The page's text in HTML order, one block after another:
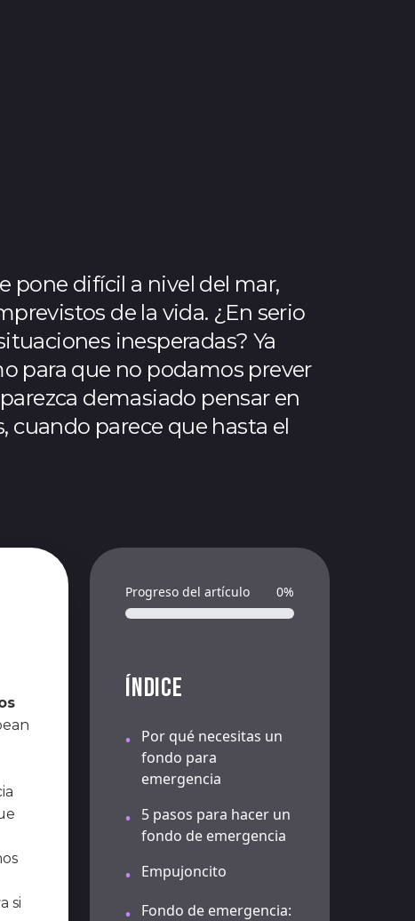
pone difícil a nivel del mar,
de la vida. ¿En serio
inesperadas? Ya
para que no podamos prever
demasiado pensar en
cuando parece que hasta el
si
Progreso del artículo 0%
ÍNDICE
• Por qué necesitas un
fondo para
emergencia
• 5 pasos para hacer un
fondo de emergencia
• Empujoncito
• Fondo de emergencia: